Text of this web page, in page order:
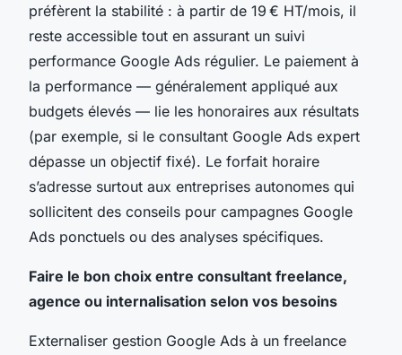
préfèrent la stabilité : à partir de 19 € HT/mois, il
reste accessible tout en assurant un suivi
performance Google Ads régulier. Le paiement à
la performance — généralement appliqué aux
budgets élevés — lie les honoraires aux résultats
(par exemple, si le consultant Google Ads expert
dépasse un objectif fixé). Le forfait horaire
s’adresse surtout aux entreprises autonomes qui
sollicitent des conseils pour campagnes Google
Ads ponctuels ou des analyses spécifiques.
Faire le bon choix entre consultant freelance,
agence ou internalisation selon vos besoins
Externaliser gestion Google Ads à un freelance